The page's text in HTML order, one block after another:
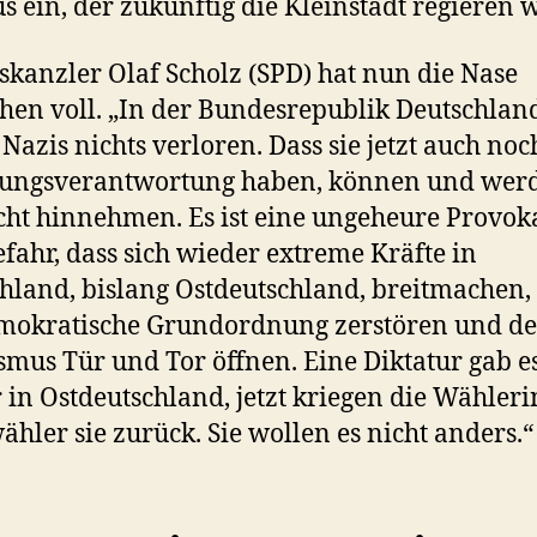
ein, der zukünftig die Kleinstadt regieren
Olaf Scholz (SPD) hat nun die Nase
voll. „In der Bundesrepublik
nichts verloren. Dass sie jetzt auch
haben, können und
hinnehmen. Es ist eine ungeheure
dass sich wieder extreme Kräfte in
bislang Ostdeutschland,
Grundordnung zerstören und
Tür und Tor öffnen. Eine Diktatur gab
Ostdeutschland, jetzt kriegen die
sie zurück. Sie wollen es nicht anders.“